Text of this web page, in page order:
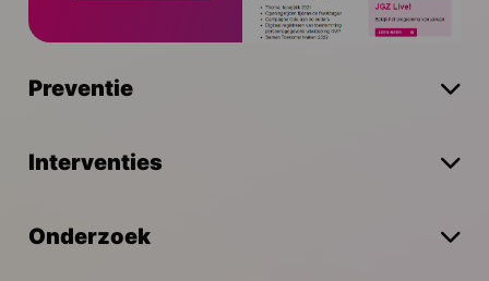
Preventie
Interventies
Onderzoek